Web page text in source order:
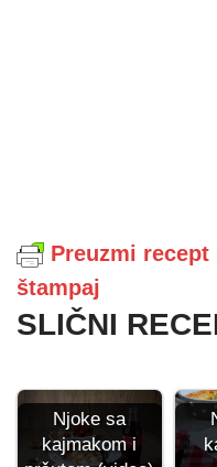
Preuzmi
štampaj
SLIČNI
Njoke sa
kajmakom i